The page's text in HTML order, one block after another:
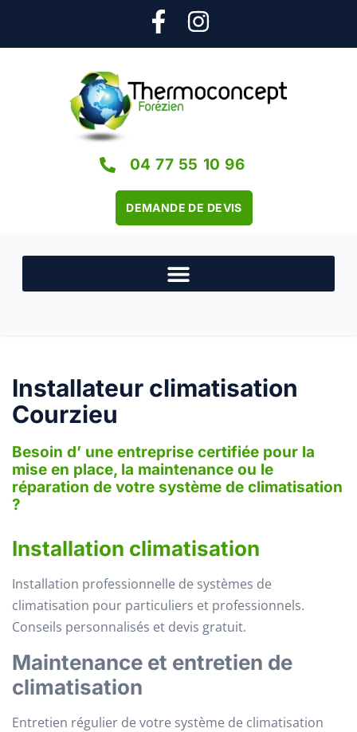
04 77 55 10 96
DEMANDE DE DEVIS
Installateur climatisation
Courzieu
Besoin d’ une entreprise certifiée pour la
mise en place, la maintenance ou le
réparation de votre système de climatisation
?
Installation climatisation
Installation professionnelle de systèmes de
climatisation pour particuliers et professionnels.
Conseils personnalisés et devis gratuit.
Maintenance et entretien de
climatisation
Entretien régulier de votre système de climatisation